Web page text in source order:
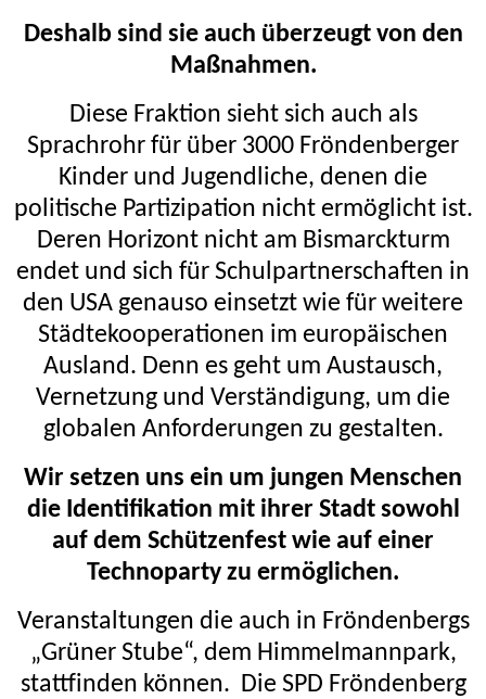
Deshalb sind sie auch überzeugt von den
Maßnahmen.
Diese Fraktion sieht sich auch als
Sprachrohr für über 3000 Fröndenberger
Kinder und Jugendliche, denen die
politische Partizipation nicht ermöglicht ist.
Deren Horizont nicht am Bismarckturm
endet und sich für Schulpartnerschaften in
den USA genauso einsetzt wie für weitere
Städtekooperationen im europäischen
Ausland. Denn es geht um Austausch,
Vernetzung und Verständigung, um die
globalen Anforderungen zu gestalten.
Wir setzen uns ein um jungen Menschen
die Identifikation mit ihrer Stadt sowohl
auf dem Schützenfest wie auf einer
Technoparty zu ermöglichen.
Veranstaltungen die auch in Fröndenbergs
„Grüner Stube“, dem Himmelmannpark,
stattfinden können. Die SPD Fröndenberg